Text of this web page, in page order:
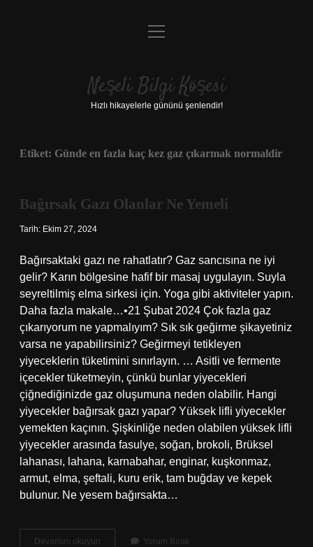
Anasayfa
Yasal Uyarı
menüyü
Neşeli Bilgi Köşesi
Hızlı hikayelerle gününü şenlendir!
Etiket: Günde en fazla kaç kez gaz çıkarmak normaldir
Bağırsak Gazı Olanlar Ne Yemeli
Tarih: Ekim 27, 2024
Bağırsaktaki gazı ne rahatlatır? Gaz sancısına ne iyi
gelir? Karın bölgesine hafif bir masaj uygulayın. Suyla
seyreltilmiş elma sirkesi için. Yoga gibi aktiviteler yapın.
Daha fazla makale…•21 Şubat 2024 Çok fazla gaz
çıkarıyorum ne yapmalıyım? Sık sık geğirme şikayetiniz
varsa ne yapabilirsiniz? Geğirmeyi tetikleyen
yiyeceklerin tüketimini sınırlayın. … Asitli ve fermente
içecekler tüketmeyin, çünkü bunlar yiyecekleri
çiğnediğinizde gaz oluşumuna neden olabilir. Hangi
yiyecekler bağırsak gazı yapar? Yüksek lifli yiyecekler
yemekten kaçının. Şişkinliğe neden olabilen yüksek lifli
yiyecekler arasında fasulye, soğan, brokoli, Brüksel
lahanası, lahana, karnabahar, enginar, kuşkonmaz,
armut, elma, şeftali, kuru erik, tam buğday ve kepek
bulunur. Ne yesem bağırsakta…
Devamını okuyun Bağırsak
Yorum Bırak